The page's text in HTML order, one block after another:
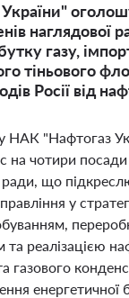
наглядової
газу,
тіньового
Росії від
НАК "Нафтогаз
на чотири
ради, що
у
та реалізацією
газового
енергетичної